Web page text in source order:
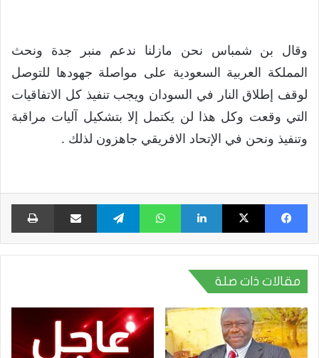
وقال بن شمباس نحن مازلنا ندعم منبر جدة ونحث
المملكة العربية السعودية على مواصلة جهودها للتوصل
لوقف إطلاق النار في السودان ويجب تنفيذ كل الاتفاقيات
التي وقعت وكل هذا لن يكتمل إلا بتشكيل آليات مراقبة
وتنفيذ ونحن في الإتحاد الافريقي جاهزون لذلك .
فيسبوك X لينكدإن واتساب تيلقرام مشاركة عبر البريد
مقالات ذات صلة